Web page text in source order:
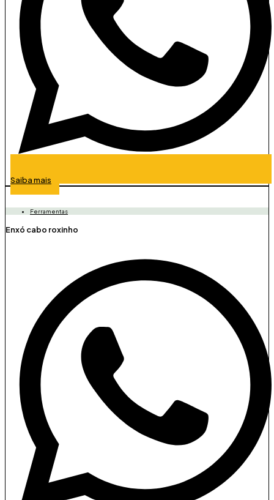
Saiba mais
Ferramentas
Enxó cabo roxinho